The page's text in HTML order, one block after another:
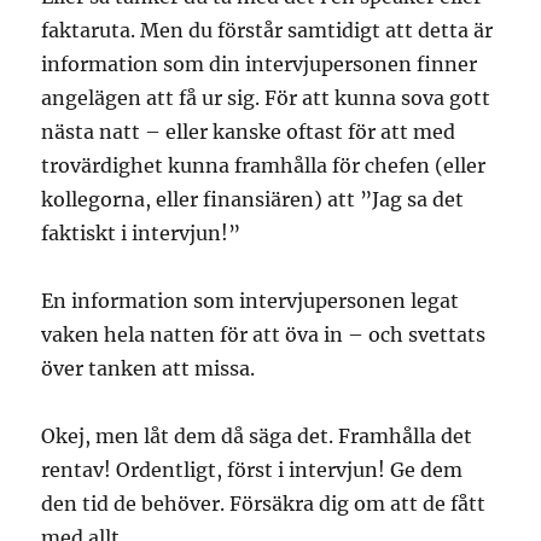
faktaruta. Men du förstår samtidigt att detta är
information som din intervjupersonen finner
angelägen att få ur sig. För att kunna sova gott
nästa natt – eller kanske oftast för att med
trovärdighet kunna framhålla för chefen (eller
kollegorna, eller finansiären) att ”Jag sa det
faktiskt i intervjun!”
En information som intervjupersonen legat
vaken hela natten för att öva in – och svettats
över tanken att missa.
Okej, men låt dem då säga det. Framhålla det
rentav! Ordentligt, först i intervjun! Ge dem
den tid de behöver. Försäkra dig om att de fått